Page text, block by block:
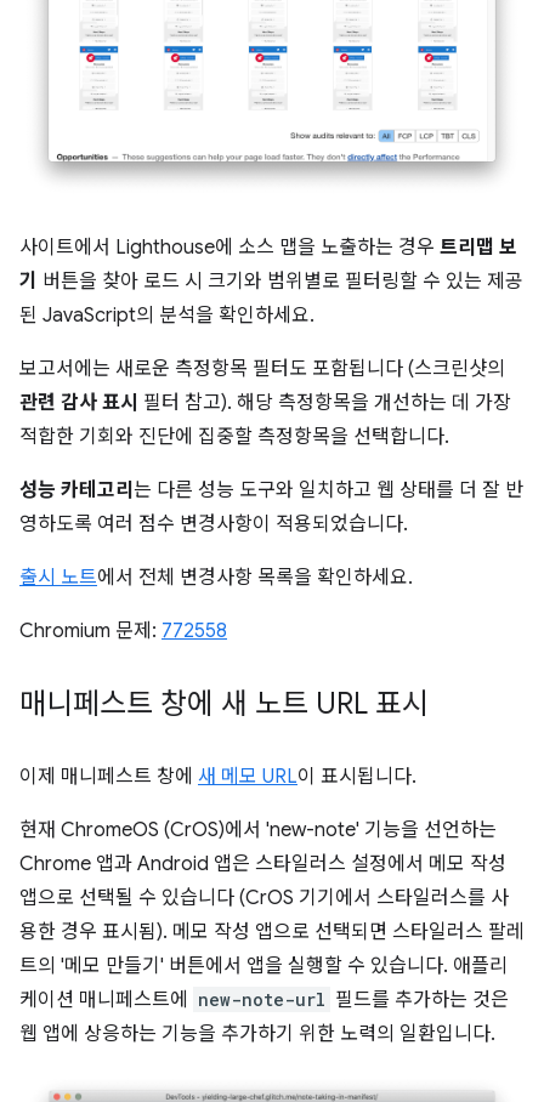
사이트에서 Lighthouse에 소스 맵을 노출하는 경우 트리맵 보
기 버튼을 찾아 로드 시 크기와 범위별로 필터링할 수 있는 제공
된 JavaScript의 분석을 확인하세요.
보고서에는 새로운 측정항목 필터도 포함됩니다 (스크린샷의
관련 감사 표시 필터 참고). 해당 측정항목을 개선하는 데 가장
적합한 기회와 진단에 집중할 측정항목을 선택합니다.
성능 카테고리 는 다른 성능 도구와 일치하고 웹 상태를 더 잘 반
영하도록 여러 점수 변경사항이 적용되었습니다.
출시 노트에서 전체 변경사항 목록을 확인하세요.
Chromium 문제: 772558
매니페스트 창에 새 노트 URL 표시
이제 매니페스트 창에 새 메모 URL이 표시됩니다.
현재 ChromeOS (CrOS)에서 'new-note' 기능을 선언하는
Chrome 앱과 Android 앱은 스타일러스 설정에서 메모 작성
앱으로 선택될 수 있습니다 (CrOS 기기에서 스타일러스를 사
용한 경우 표시됨). 메모 작성 앱으로 선택되면 스타일러스 팔레
트의 '메모 만들기' 버튼에서 앱을 실행할 수 있습니다. 애플리
케이션 매니페스트에
new-note-url 필드를 추가하는 것은
웹 앱에 상응하는 기능을 추가하기 위한 노력의 일환입니다.